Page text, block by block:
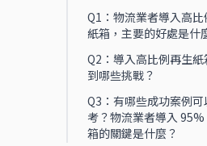
Q1：物流業者導入高
紙箱，主要的好處是什
Q2：導入高比例再生紙
到哪些挑戰？
Q3：有哪些成功案例可
考？物流業者導入
箱的關鍵是什麼？